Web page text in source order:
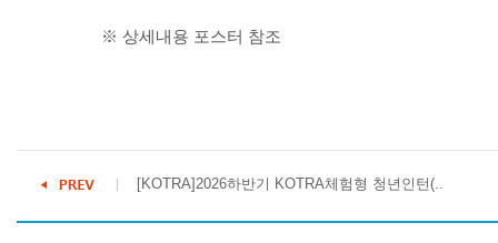
※ 상세내용 포스터 참조
[KOTRA]2026하반기 KOTRA체험형 청년인턴(..